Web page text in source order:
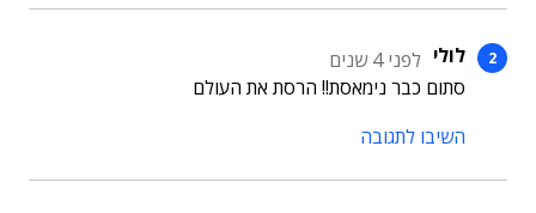
לולי לפני 4 שנים
סתום כבר נימאסת!! הרסת את העולם
השיבו לתגובה